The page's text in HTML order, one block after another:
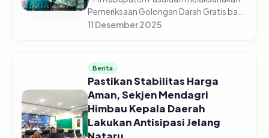
Pemeriksaan Golongan Darah Gratis bagi
5.225 pelajar di 44 sekolah yang tersebar
11 Desember 2025
Berita
Pastikan Stabilitas Harga
Aman, Sekjen Mendagri
Himbau Kepala Daerah
Lakukan Antisipasi Jelang